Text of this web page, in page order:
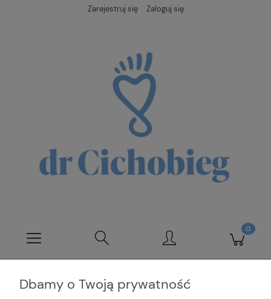
Zarejestruj się Zaloguj się
Ten produkt jest niedostępny.
Dbamy o Twoją prywatność